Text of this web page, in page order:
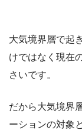
大気境界層で起
けではなく現在
さいです。
だから大気境界
ーションの対象